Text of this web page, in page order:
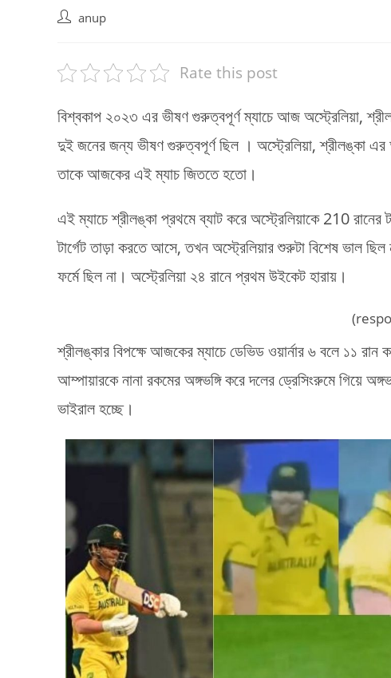
Postanup
Rate this post
বিশ্বকাপ ২০২৩ এর ভীষণ গুরুত্বপূর্ণ ম্যাচে আজ অস্ট্রেলিয়া,
দুই জনের জন্য ভীষণ গুরুত্বপূর্ণ ছিল । অস্ট্রেলিয়া, শ্রীলঙ্কা এর
তাকে আজকের এই ম্যাচ জিততে হতো।
এই ম্যাচে শ্রীলঙ্কা প্রথমে ব্যাট করে অস্ট্রেলিয়াকে 210
টার্গেট তাড়া করতে আসে, তখন অস্ট্রেলিয়ার শুরুটা বিশেষ ভাল
ফর্মে ছিল না। অস্ট্রেলিয়া ২৪ রানে প্রথম উইকেট হারায়।
শ্রীলঙ্কার বিপক্ষে আজকের ম্যাচে ডেভিড ওয়ার্নার ৬ বলে ১১
আম্পায়ারকে নানা রকমের অঙ্গভঙ্গি করে দলের ড্রেসিংরুমে গিয়ে
ভাইরাল হচ্ছে।